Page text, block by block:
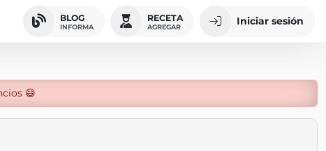
BLOG
INFORMA
RECETA
AGREGAR Iniciar sesión
😄